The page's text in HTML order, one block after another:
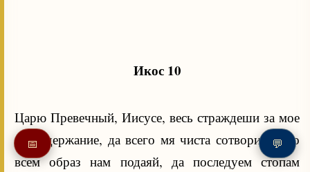
Икос 10
Царю Превечный, Иисусе, весь страждеши за мое
невоздержание, да всего мя чиста сотвориши, во
всем образ нам подаяй, да последуем стопам
📅 💬